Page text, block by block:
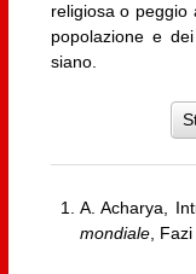
religiosa o peggio
popolazione e
siano.
A. Acharya,
mondiale, Fazi